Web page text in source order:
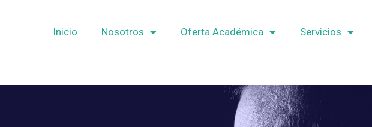
Inicio Nosotros Oferta Académica Servicios